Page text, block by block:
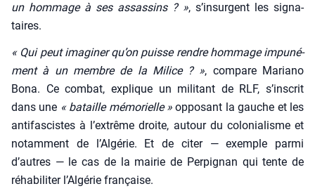
un hom­mage à ses assas­sins ? », s’in­surgent les signa­
taires.
« Qui peut ima­gi­ner qu’on puisse rendre hom­mage impu­né­
ment à un membre de la Milice ? », com­pare Maria­no
Bona. Ce com­bat, explique un mili­tant de RLF, s’ins­crit
dans une « bataille mémo­rielle » oppo­sant la gauche et les
anti­fas­cistes à l’ex­trême droite, autour du colo­nia­lisme et
notam­ment de l’Al­gé­rie. Et de citer — exemple par­mi
d’autres — le cas de la mai­rie de Per­pi­gnan qui tente de
réha­bi­li­ter l’Al­gé­rie fran­çaise.